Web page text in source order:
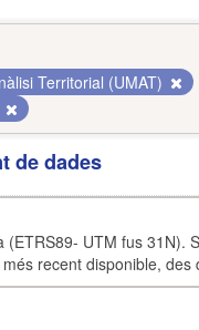
Territorial (UMAT)
de dades
UTM fus 31N).
recent disponible, des